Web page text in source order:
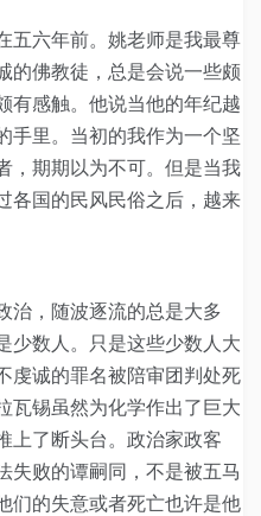
五六年前。姚老师是我最尊
的佛教徒，总是会说一些颇
有感触。他说当他的年纪越
手里。当初的我作为一个坚
，期期以为不可。但是当我
各国的民风民俗之后，越来
治，随波逐流的总是大多
少数人。只是这些少数人大
虔诚的罪名被陪审团判处死
瓦锡虽然为化学作出了巨大
上了断头台。政治家政客
失败的谭嗣同，不是被五马
们的失意或者死亡也许是他